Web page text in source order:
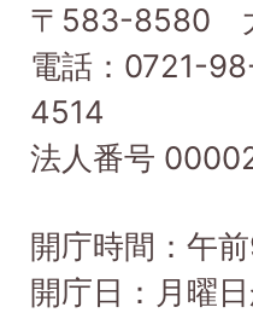
町
Taishi
Town
〒583-8580
電話：0721-
4514
法人番号
開庁時間：午
開庁日：月曜